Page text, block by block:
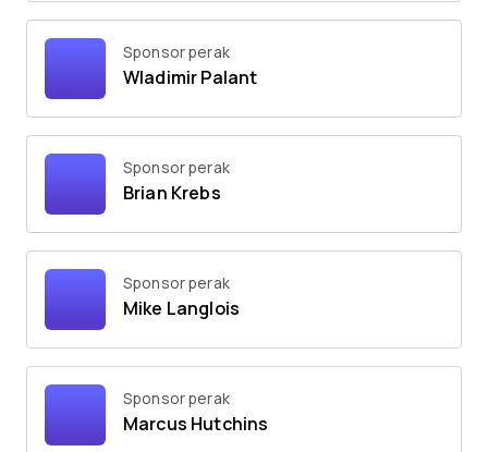
Sponsor perak
Wladimir Palant
Sponsor perak
Brian Krebs
Sponsor perak
Mike Langlois
Sponsor perak
Marcus Hutchins